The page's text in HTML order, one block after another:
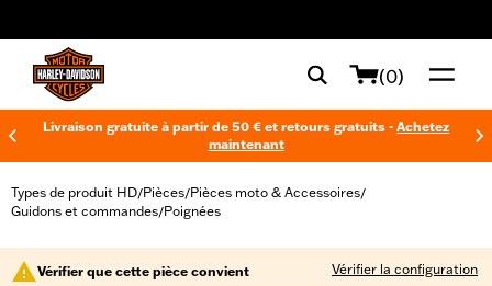
(0)
Livraison gratuite à partir de 50 € et retours gratuits - Achetez
maintenant
Types de produit HD/Pièces/Pièces moto & Accessoires/
Guidons et commandes/Poignées
Vérifier que cette pièce convient Vérifier la configuration